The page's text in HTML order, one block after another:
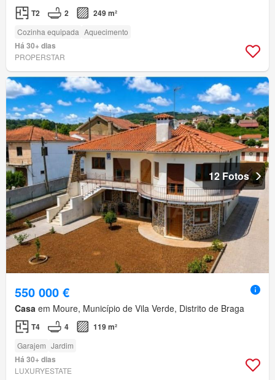
T2 2 249 m²
Cozinha equipada Aquecimento
Há 30+ dias
PROPERSTAR
12 Fotos
550 000 €
Casa em Moure, Município de Vila Verde, Distrito de Braga
T4 4 119 m²
Garajem Jardim
Há 30+ dias
LUXURYESTATE